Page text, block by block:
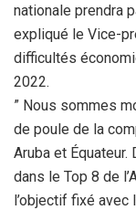
nationale prendra
expliqué le Vice-
difficultés
2022.
” Nous sommes
de poule de la
Aruba et
dans le Top 8 de
l’objectif fixé